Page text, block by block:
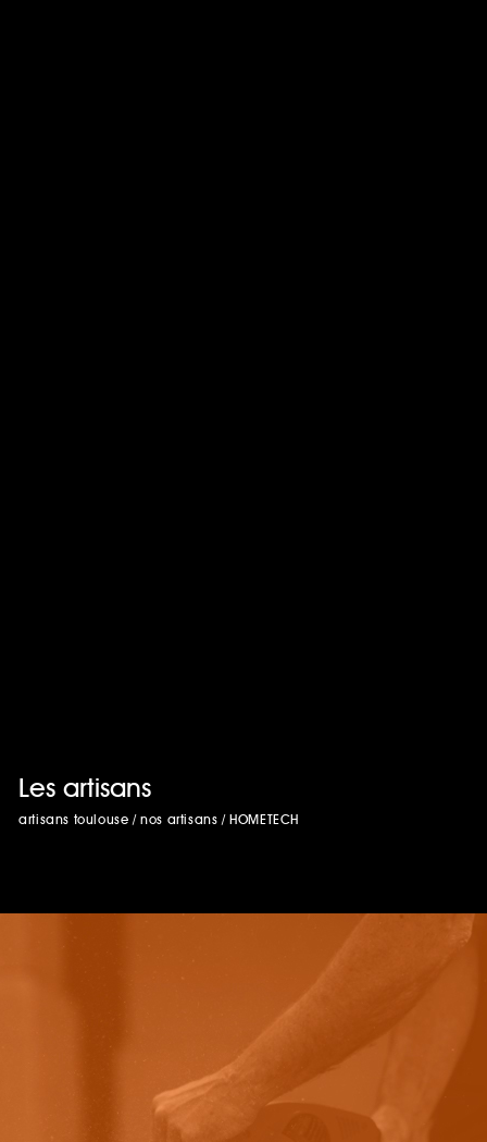
Les artisans
artisans toulouse /nos artisans / HOMETECH